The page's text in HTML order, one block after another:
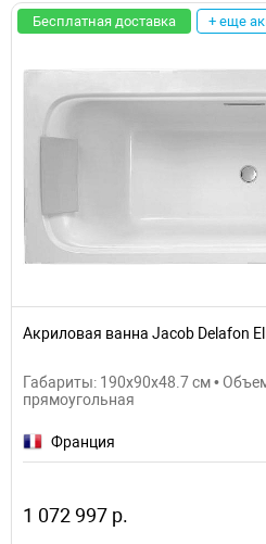
Бесплатная доставка + еще
Акриловая ванна Jacob Delafon
Габариты: 190x90x48.7 см •
прямоугольная
Франция
1 072 997 р.